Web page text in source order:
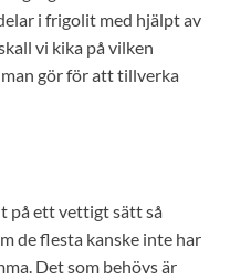
i frigolit med hjälpt av
vi kika på vilken
gör för att tillverka
på ett vettigt sätt så
de flesta kanske inte har
Det som behövs är